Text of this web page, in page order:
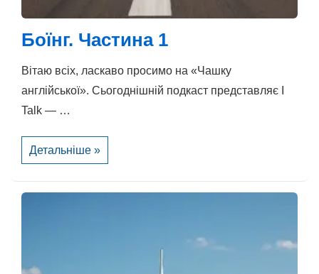
Боїнг. Частина 1
Вітаю всіх, ласкаво просимо на «Чашку
англійської». Сьогоднішній подкаст представляє I
Talk — …
Боїнг.
Частина
1
Детальніше »